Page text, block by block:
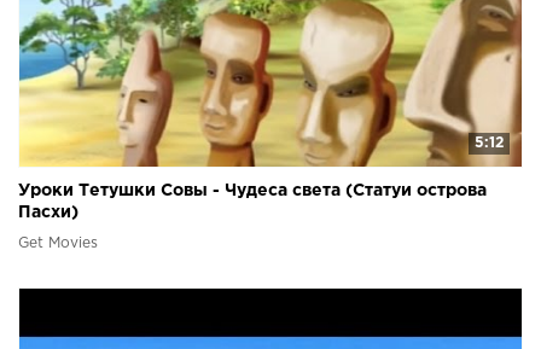
5:12
Уроки Тетушки Совы - Чудеса света (Статуи острова
Пасхи)
Get Movies